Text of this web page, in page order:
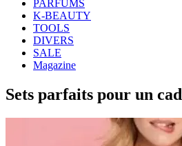
PARFUMS
K-BEAUTY
TOOLS
DIVERS
SALE
Magazine
Sets parfaits pour un